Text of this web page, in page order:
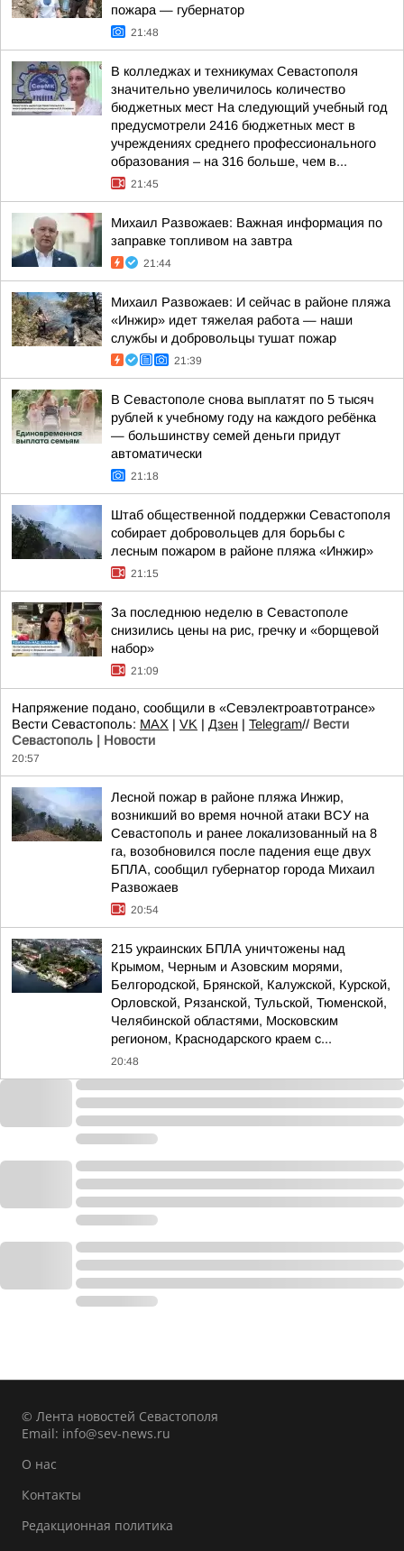
пожара — губернатор
21:48
В колледжах и техникумах Севастополя
значительно увеличилось количество
бюджетных мест На следующий учебный год
предусмотрели 2416 бюджетных мест в
учреждениях среднего профессионального
образования – на 316 больше, чем в...
21:45
Михаил Развожаев: Важная информация по
заправке топливом на завтра
21:44
Михаил Развожаев: И сейчас в районе пляжа
«Инжир» идет тяжелая работа — наши
службы и добровольцы тушат пожар
21:39
В Севастополе снова выплатят по 5 тысяч
рублей к учебному году на каждого ребёнка
— большинству семей деньги придут
автоматически
21:18
Штаб общественной поддержки Севастополя
собирает добровольцев для борьбы с
лесным пожаром в районе пляжа «Инжир»
21:15
За последнюю неделю в Севастополе
снизились цены на рис, гречку и «борщевой
набор»
21:09
Напряжение подано, сообщили в «Севэлектроавтотрансе»
Вести Севастополь: MAX | VK | Дзен | Telegram// Вести
Севастополь | Новости
20:57
Лесной пожар в районе пляжа Инжир,
возникший во время ночной атаки ВСУ на
Севастополь и ранее локализованный на 8
га, возобновился после падения еще двух
БПЛА, сообщил губернатор города Михаил
Развожаев
20:54
215 украинских БПЛА уничтожены над
Крымом, Черным и Азовским морями,
Белгородской, Брянской, Калужской, Курской,
Орловской, Рязанской, Тульской, Тюменской,
Челябинской областями, Московским
регионом, Краснодарского краем с...
20:48
© Лента новостей Севастополя
Email: info@sev-news.ru
О нас
Контакты
Редакционная политика